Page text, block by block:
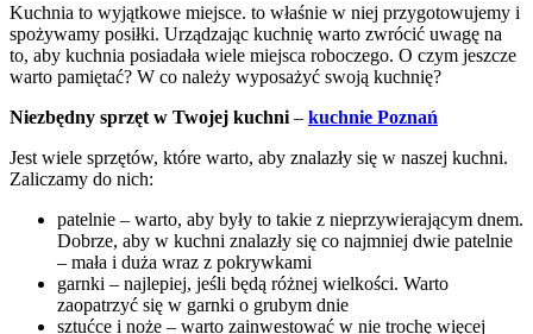
Kuchnia to wyjątkowe miejsce. to właśnie w niej przygotowujemy i
spożywamy posiłki. Urządzając kuchnię warto zwrócić uwagę na
to, aby kuchnia posiadała wiele miejsca roboczego. O czym jeszcze
warto pamiętać? W co należy wyposażyć swoją kuchnię?
Niezbędny sprzęt w Twojej kuchni – kuchnie Poznań
Jest wiele sprzętów, które warto, aby znalazły się w naszej kuchni.
Zaliczamy do nich:
patelnie – warto, aby były to takie z nieprzywierającym dnem.
Dobrze, aby w kuchni znalazły się co najmniej dwie patelnie
– mała i duża wraz z pokrywkami
garnki – najlepiej, jeśli będą różnej wielkości. Warto
zaopatrzyć się w garnki o grubym dnie
sztućce i noże – warto zainwestować w nie trochę więcej